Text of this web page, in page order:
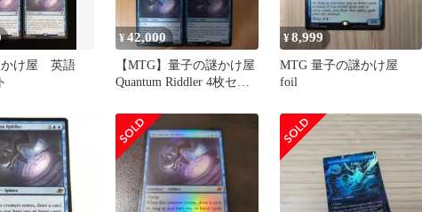
かけ屋 英語
¥42,000
【MTG】量子の謎かけ屋
Quantum Riddler 4枚セッ
¥8,999
MTG 量子の謎かけ屋
foil